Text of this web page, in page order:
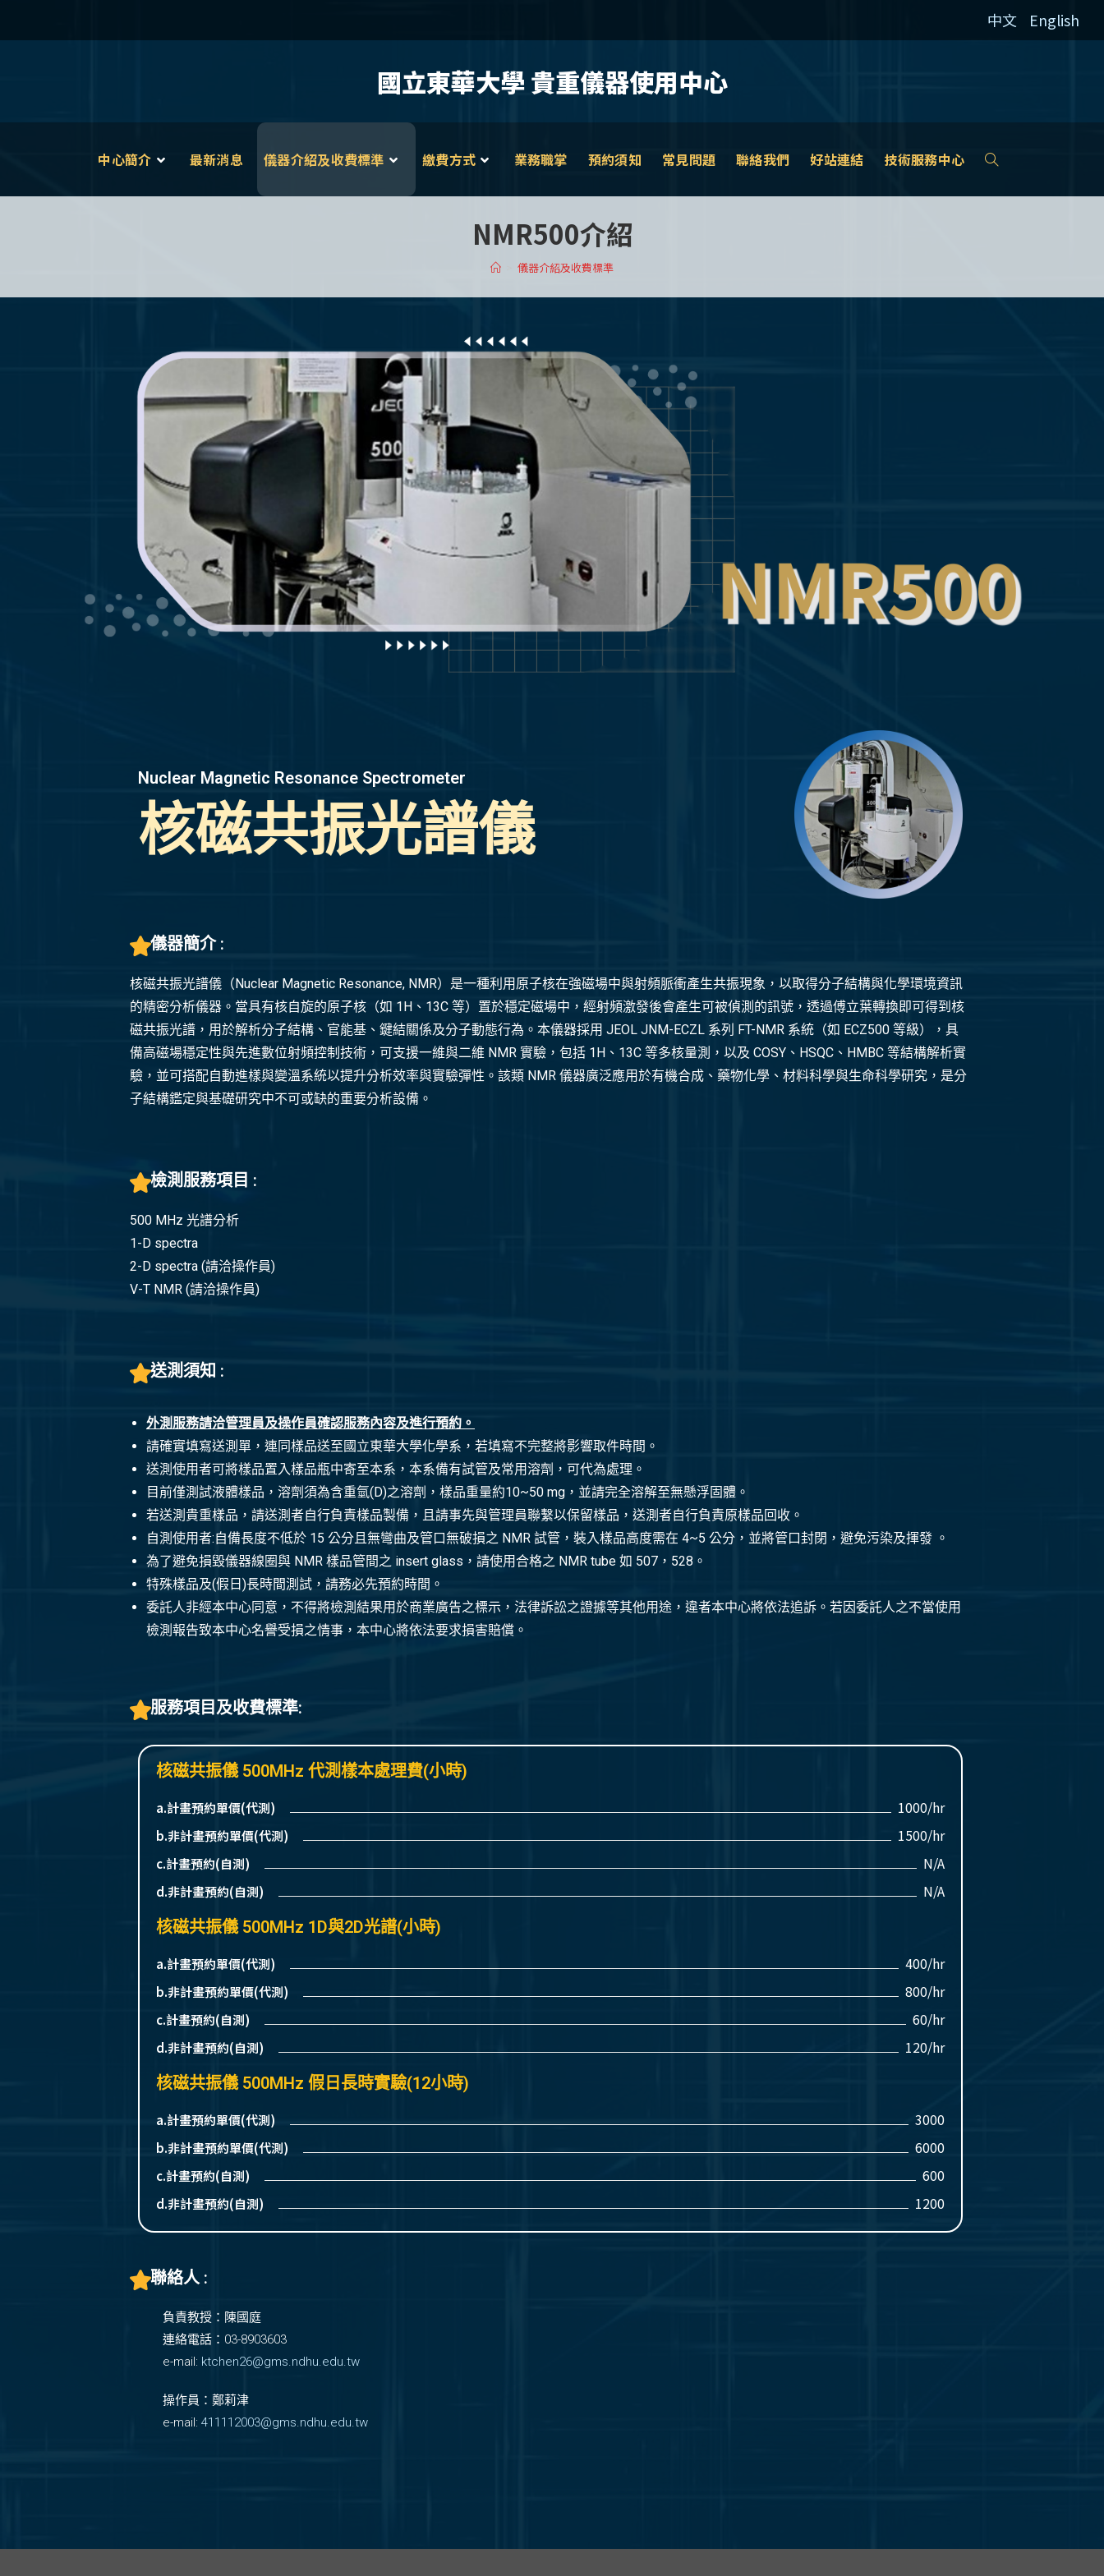
中文 English
國立東華大學 貴重儀器使用中心
中心簡介 最新消息 儀器介紹及收費標準 繳費方式 業務職掌 預約須知 常見問題 聯絡我們 好站連結 技術服務中心
NMR500介紹
儀器介紹及收費標準
Nuclear Magnetic Resonance Spectrometer
核磁共振光譜儀
儀器簡介 :
核磁共振光譜儀（Nuclear Magnetic Resonance, NMR）是一種利用原子核在強磁場中與射頻脈衝產生共振現象，以取得分子結構與化學環境資訊
的精密分析儀器。當具有核自旋的原子核（如 1H、13C 等）置於穩定磁場中，經射頻激發後會產生可被偵測的訊號，透過傅立葉轉換即可得到核
磁共振光譜，用於解析分子結構、官能基、鍵結關係及分子動態行為。本儀器採用 JEOL JNM-ECZL 系列 FT-NMR 系統（如 ECZ500 等級），具
備高磁場穩定性與先進數位射頻控制技術，可支援一維與二維 NMR 實驗，包括 1H、13C 等多核量測，以及 COSY、HSQC、HMBC 等結構解析實
驗，並可搭配自動進樣與變溫系統以提升分析效率與實驗彈性。該類 NMR 儀器廣泛應用於有機合成、藥物化學、材料科學與生命科學研究，是分
子結構鑑定與基礎研究中不可或缺的重要分析設備。
檢測服務項目 :
500 MHz 光譜分析
1-D spectra
2-D spectra (請洽操作員)
V-T NMR (請洽操作員)
送測須知 :
外測服務請洽管理員及操作員確認服務內容及進行預約。
請確實填寫送測單，連同樣品送至國立東華大學化學系，若填寫不完整將影響取件時間。
送測使用者可將樣品置入樣品瓶中寄至本系，本系備有試管及常用溶劑，可代為處理。
目前僅測試液體樣品，溶劑須為含重氫(D)之溶劑，樣品重量約10~50 mg，並請完全溶解至無懸浮固體。
若送測貴重樣品，請送測者自行負責樣品製備，且請事先與管理員聯繫以保留樣品，送測者自行負責原樣品回收。
自測使用者:自備長度不低於 15 公分且無彎曲及管口無破損之 NMR 試管，裝入樣品高度需在 4~5 公分，並將管口封閉，避免污染及揮發 。
為了避免損毀儀器線圈與 NMR 樣品管間之 insert glass，請使用合格之 NMR tube 如 507，528。
特殊樣品及(假日)長時間測試，請務必先預約時間。
委託人非經本中心同意，不得將檢測結果用於商業廣告之標示，法律訴訟之證據等其他用途，違者本中心將依法追訴。若因委託人之不當使用
檢測報告致本中心名譽受損之情事，本中心將依法要求損害賠償。
服務項目及收費標準:
核磁共振儀 500MHz 代測樣本處理費(小時)
a.計畫預約單價(代測) 1000/hr
b.非計畫預約單價(代測) 1500/hr
c.計畫預約(自測) N/A
d.非計畫預約(自測)
N/A
核磁共振儀 500MHz 1D與2D光譜(小時)
a.計畫預約單價(代測) 400/hr
b.非計畫預約單價(代測) 800/hr
c.計畫預約(自測) 60/hr
d.非計畫預約(自測)
120/hr
核磁共振儀 500MHz 假日長時實驗(12小時)
a.計畫預約單價(代測) 3000
b.非計畫預約單價(代測) 6000
c.計畫預約(自測) 600
d.非計畫預約(自測) 1200
聯絡人 :
負責教授：陳國庭
連絡電話：03-8903603
e-mail: ktchen26@gms.ndhu.edu.tw
操作員：鄭莉津
e-mail: 411112003@gms.ndhu.edu.tw